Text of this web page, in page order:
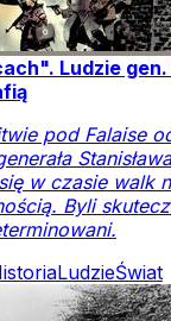
Ludzie
pod Falaise
w czasie walk
Byli
LudzieŚwiat